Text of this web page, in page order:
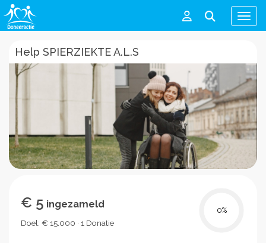
Menu
Help SPIERZIEKTE A.L.S
€ 5 ingezameld
Doel: € 15.000 · 1 Donatie
0%